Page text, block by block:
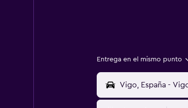
Entrega en el mismo punto